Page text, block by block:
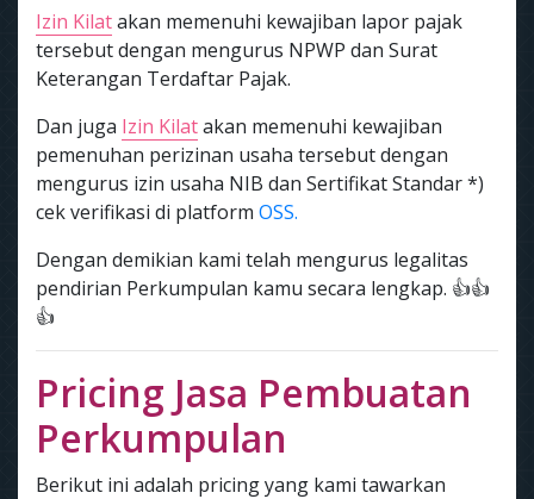
Izin Kilatakan memenuhi kewajiban lapor pajak
tersebut dengan mengurus NPWP dan Surat
Keterangan Terdaftar Pajak.
Dan juga Izin Kilatakan memenuhi kewajiban
pemenuhan perizinan usaha tersebut dengan
mengurus izin usaha NIB dan Sertifikat Standar *)
cek verifikasi di platform OSS.
Dengan demikian kami telah mengurus legalitas
pendirian Perkumpulan kamu secara lengkap. 👍👍
👍
Pricing Jasa Pembuatan
Perkumpulan
Berikut ini adalah pricing yang kami tawarkan